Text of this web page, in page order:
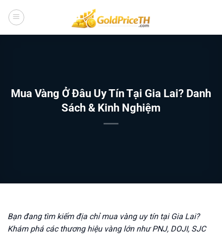
qua
Mua Vàng Ở Đâu Uy Tín Tại Gia Lai? Danh
Sách & Kinh Nghiệm
Bạn đang tìm kiếm địa chỉ mua vàng uy tín tại Gia Lai?
Khám phá các thương hiệu vàng lớn như PNJ, DOJI, SJC